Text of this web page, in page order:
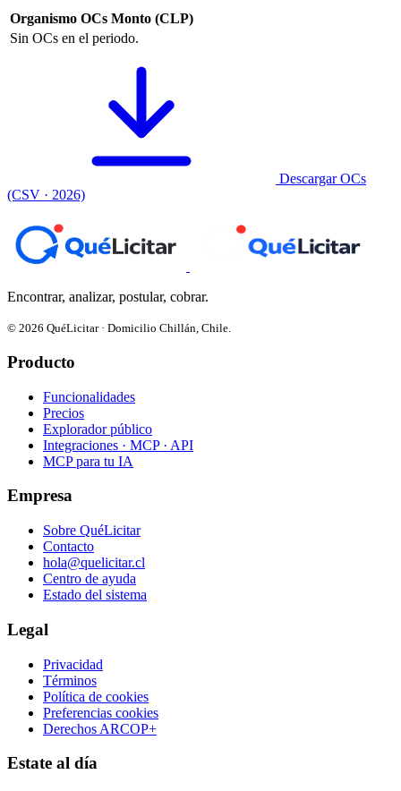
Organismo OCs Monto (CLP)
Sin OCs en el periodo.
Descargar OCs
(CSV · 2026)
Encontrar, analizar, postular, cobrar.
© 2026 QuéLicitar · Domicilio Chillán, Chile.
Producto
Funcionalidades
Precios
Explorador público
Integraciones · MCP · API
MCP para tu IA
Empresa
Sobre QuéLicitar
Contacto
hola@quelicitar.cl
Centro de ayuda
Estado del sistema
Legal
Privacidad
Términos
Política de cookies
Preferencias cookies
Derechos ARCOP+
Estate al día